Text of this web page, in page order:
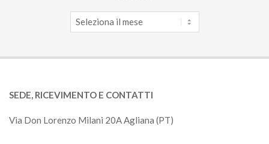
Archivi
SEDE, RICEVIMENTO E CONTATTI
Via Don Lorenzo Milani 20A Agliana (PT)